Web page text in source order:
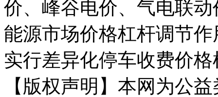
价、峰谷电价、气电联
能源市场价格杠杆调节
实行差异化停车收费价格
【版权声明】本网为公